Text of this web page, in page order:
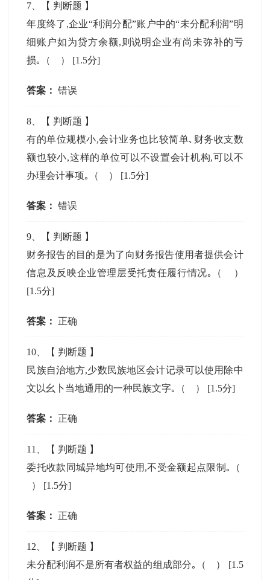
7 、【 判断题 】
年度终了,企业“利润分配”账户中的“未分配利润”明
细账户如为贷方余额,则说明企业有尚未弥补的亏
损｡（ ） [1.5分]
答案： 错误
8 、【 判断题 】
有的单位规模小,会计业务也比较简单､财务收支数
额也较小,这样的单位可以不设置会计机构,可以不
办理会计事项｡（ ） [1.5分]
答案： 错误
9 、【 判断题 】
财务报告的目的是为了向财务报告使用者提供会计
信息及反映企业管理层受托责任履行情况｡（ ）
[1.5分]
答案： 正确
10 、【 判断题 】
民族自治地方,少数民族地区会计记录可以使用除中
文以幺卜当地通用的一种民族文字｡（ ） [1.5分]
答案： 正确
11 、【 判断题 】
委托收款同城异地均可使用,不受金额起点限制｡（
） [1.5分]
答案： 正确
12 、【 判断题 】
未分配利润不是所有者权益的组成部分｡（ ） [1.5